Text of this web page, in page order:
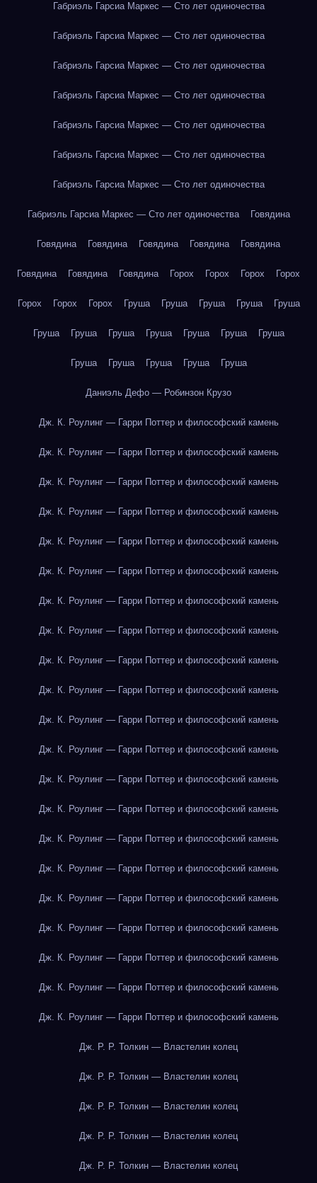
Габриэль Гарсиа Маркес — Сто лет одиночества
Габриэль Гарсиа Маркес — Сто лет одиночества
Габриэль Гарсиа Маркес — Сто лет одиночества
Габриэль Гарсиа Маркес — Сто лет одиночества
Габриэль Гарсиа Маркес — Сто лет одиночества
Габриэль Гарсиа Маркес — Сто лет одиночества
Габриэль Гарсиа Маркес — Сто лет одиночества
Габриэль Гарсиа Маркес — Сто лет одиночества Говядина
Говядина Говядина Говядина Говядина Говядина
Говядина Говядина Говядина Горох Горох Горох Горох
Горох Горох Горох Груша Груша Груша Груша Груша
Груша Груша Груша Груша Груша Груша Груша
Груша Груша Груша Груша Груша
Даниэль Дефо — Робинзон Крузо
Дж. К. Роулинг — Гарри Поттер и философский камень
Дж. К. Роулинг — Гарри Поттер и философский камень
Дж. К. Роулинг — Гарри Поттер и философский камень
Дж. К. Роулинг — Гарри Поттер и философский камень
Дж. К. Роулинг — Гарри Поттер и философский камень
Дж. К. Роулинг — Гарри Поттер и философский камень
Дж. К. Роулинг — Гарри Поттер и философский камень
Дж. К. Роулинг — Гарри Поттер и философский камень
Дж. К. Роулинг — Гарри Поттер и философский камень
Дж. К. Роулинг — Гарри Поттер и философский камень
Дж. К. Роулинг — Гарри Поттер и философский камень
Дж. К. Роулинг — Гарри Поттер и философский камень
Дж. К. Роулинг — Гарри Поттер и философский камень
Дж. К. Роулинг — Гарри Поттер и философский камень
Дж. К. Роулинг — Гарри Поттер и философский камень
Дж. К. Роулинг — Гарри Поттер и философский камень
Дж. К. Роулинг — Гарри Поттер и философский камень
Дж. К. Роулинг — Гарри Поттер и философский камень
Дж. К. Роулинг — Гарри Поттер и философский камень
Дж. К. Роулинг — Гарри Поттер и философский камень
Дж. К. Роулинг — Гарри Поттер и философский камень
Дж. Р. Р. Толкин — Властелин колец
Дж. Р. Р. Толкин — Властелин колец
Дж. Р. Р. Толкин — Властелин колец
Дж. Р. Р. Толкин — Властелин колец
Дж. Р. Р. Толкин — Властелин колец